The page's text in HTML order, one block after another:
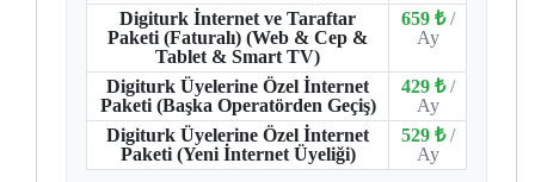
Digiturk İnternet ve Taraftar
Paketi (Faturalı) (Web & Cep &
Tablet & Smart TV)
659 ₺ /
Ay
Digiturk Üyelerine Özel İnternet
Paketi (Başka Operatörden Geçiş)
429 ₺ /
Ay
Digiturk Üyelerine Özel İnternet
Paketi (Yeni İnternet Üyeliği)
529 ₺ /
Ay